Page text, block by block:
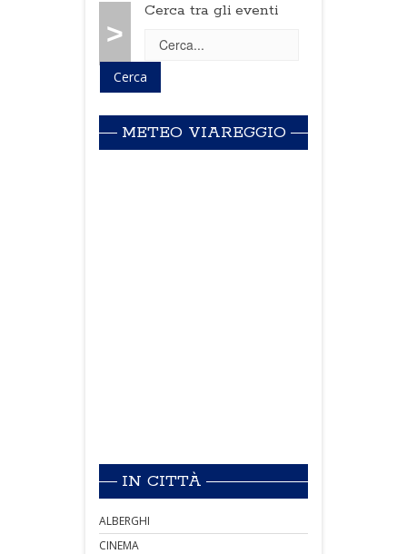
>
Cerca tra gli eventi
METEO VIAREGGIO
IN CITTÀ
ALBERGHI
CINEMA